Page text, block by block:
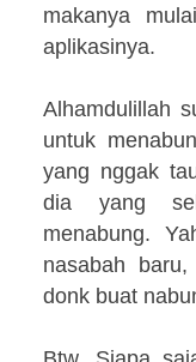
makanya
aplikasinya.
Alhamdulillah
untuk
yang nggak
dia yang
menabung.
nasabah
donk buat